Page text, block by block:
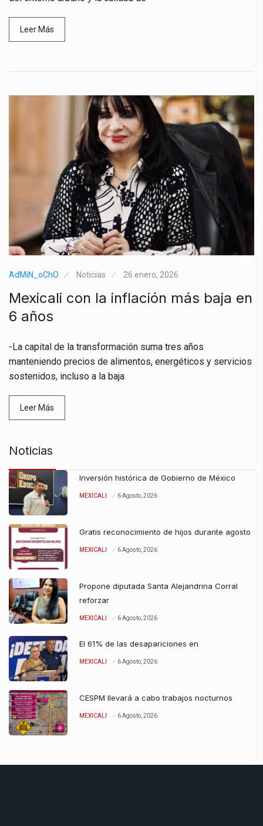
Leer Más
AdMiN_oChO Noticias 26 enero, 2026
Mexicali con la inflación más baja en
6 años
-La capital de la transformación suma tres años
manteniendo precios de alimentos, energéticos y servicios
sostenidos, incluso a la baja
Leer Más
Noticias
Inversión histórica de Gobierno de México
MEXICALI 6 Agosto, 2026
Gratis reconocimiento de hijos durante agosto
MEXICALI 6 Agosto, 2026
Propone diputada Santa Alejandrina Corral
reforzar
MEXICALI 6 Agosto, 2026
El 61% de las desapariciones en
MEXICALI 6 Agosto, 2026
CESPM llevará a cabo trabajos nocturnos
MEXICALI 6 Agosto, 2026